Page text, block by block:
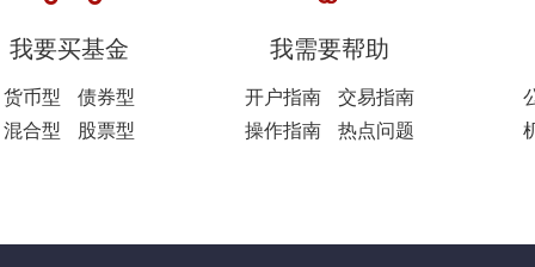
我要买基金
货币型
债券型
混合型
股票型
我需要帮助
开户指南
交易指南
操作指南
热点问题